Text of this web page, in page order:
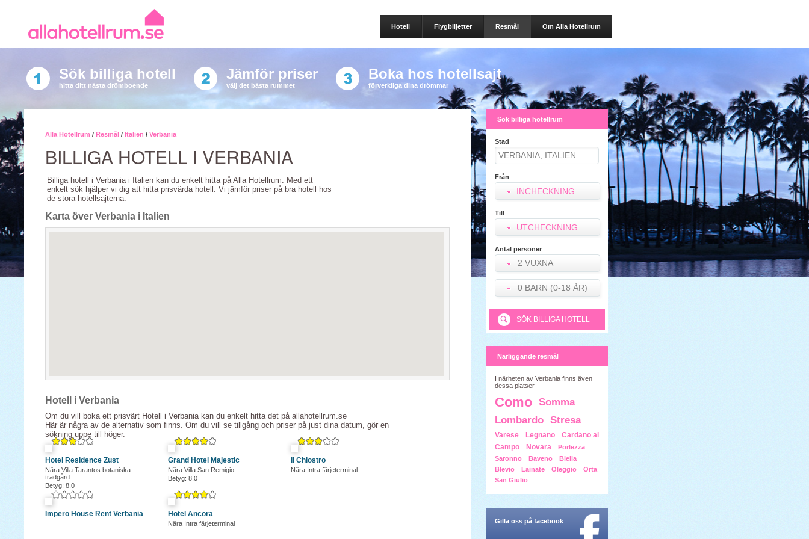
Hotell Flygbiljetter Resmål Om Alla Hotellrum
Sök billiga hotell
hitta ditt nästa drömboende
Jämför priser
välj det bästa rummet
Boka hos hotellsajt
förverkliga dina drömmar
Alla Hotellrum / Resmål / Italien / Verbania
BILLIGA HOTELL I VERBANIA
Billiga hotell i Verbania i Italien kan du enkelt hitta på Alla Hotellrum. Med ett
enkelt sök hjälper vi dig att hitta prisvärda hotell. Vi jämför priser på bra hotell hos
de stora hotellsajterna.
Karta över Verbania i Italien
Hotell i Verbania
Om du vill boka ett prisvärt Hotell i Verbania kan du enkelt hitta det på allahotellrum.se
Här är några av de alternativ som finns. Om du vill se tillgång och priser på just dina datum, gör en
sökning uppe till höger.
Hotel Residence Zust
Nära Villa Tarantos botaniska
trädgård
Betyg: 8,0
Grand Hotel Majestic
Nära Villa San Remigio
Betyg: 8,0
Il Chiostro
Nära Intra färjeterminal
Impero House Rent Verbania Hotel Ancora
Nära Intra färjeterminal
Sök billiga hotellrum
Stad
Från
INCHECKNING
Till
UTCHECKNING
Antal personer
2 VUXNA
0 BARN (0-18 ÅR)
SÖK BILLIGA HOTELL
Närliggande resmål
I närheten av Verbania finns även
dessa platser
Como Somma
Lombardo Stresa
Varese Legnano
Cardano al
Campo
Novara
Porlezza
Saronno
Baveno
Biella
Blevio
Lainate Oleggio
Orta
San Giulio
Gilla oss på facebook